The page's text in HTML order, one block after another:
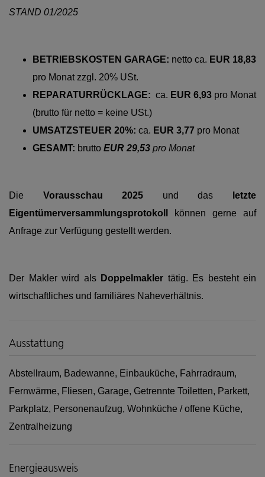
STAND 01/2025
BETRIEBSKOSTEN GARAGE: netto ca. EUR 18,83
pro Monat zzgl. 20% USt.
REPARATURRÜCKLAGE: ca. EUR 6,93 pro Monat
(brutto für netto = keine USt.)
UMSATZSTEUER 20%: ca. EUR 3,77 pro Monat
GESAMT: brutto EUR 29,53 pro Monat
Die Vorausschau 2025 und das
letzte
Eigentümerversammlungsprotokoll
können gerne auf
Anfrage zur Verfügung gestellt werden.
Der Makler wird als Doppelmakler tätig. Es besteht ein
wirtschaftliches und familiäres Naheverhältnis.
Ausstattung
Abstellraum Badewanne Einbauküche
Fahrradraum
Fernwärme
Fliesen Garage Getrennte Toiletten
Parkett
Parkplatz
Personenaufzug Wohnküche / offene Küche
Zentralheizung
Energieausweis